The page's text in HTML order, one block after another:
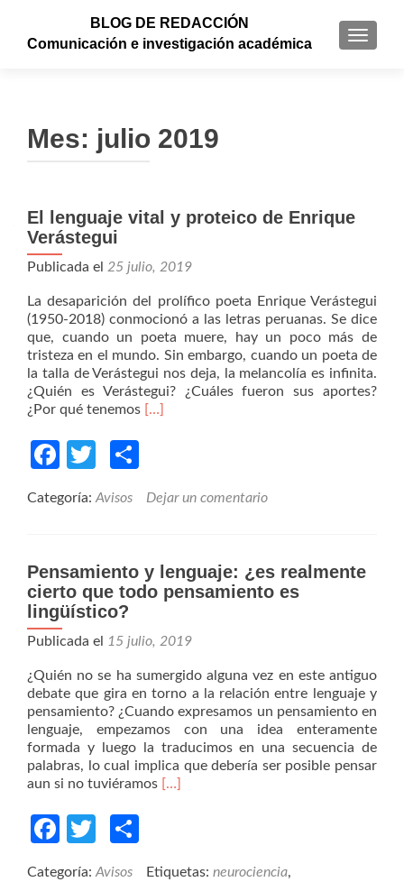
BLOG DE REDACCIÓN
Comunicación e investigación académica
Mes: julio 2019
El lenguaje vital y proteico de Enrique
Verástegui
Publicada el 25 julio, 2019
La desaparición del prolífico poeta Enrique Verástegui
(1950-2018) conmocionó a las letras peruanas. Se dice
que, cuando un poeta muere, hay un poco más de
tristeza en el mundo. Sin embargo, cuando un poeta de
la talla de Verástegui nos deja, la melancolía es infinita.
¿Quién es Verástegui? ¿Cuáles fueron sus aportes?
¿Por qué tenemos Read
vital
Enrique
Verástegui
[…]
Facebook
Twitter
Categoría: Avisos Dejar un comentario
Pensamiento y lenguaje: ¿es realmente
cierto que todo pensamiento es
lingüístico?
Publicada el 15 julio, 2019
¿Quién no se ha sumergido alguna vez en este antiguo
debate que gira en torno a la relación entre lenguaje y
pensamiento? ¿Cuando expresamos un pensamiento en
lenguaje, empezamos con una idea enteramente
formada y luego la traducimos en una secuencia de
palabras, lo cual implica que debería ser posible pensar
aun si no tuviéramos Read
lenguaje:
[…]
Facebook
Twitter
Categoría: Avisos Etiquetas: neurociencia,